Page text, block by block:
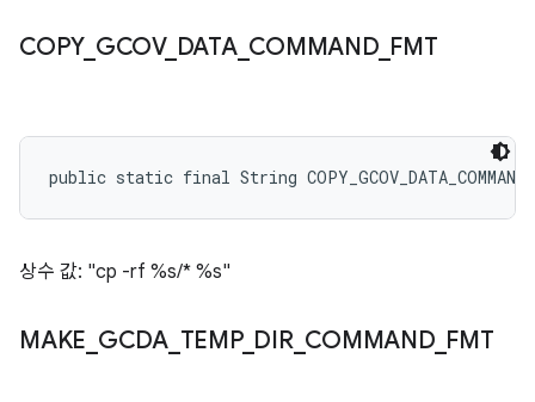
COPY_ GCOV_ DATA_ COMMAND_ FMT
public static final String
상수 값: "cp -rf %s/* %s"
MAKE GCDA_ TEMP_ DIR_ COMMAND_ FMT